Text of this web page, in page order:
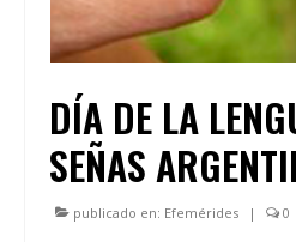
DÍA DE LA
SEÑAS
publicado en: Efemérides | 0